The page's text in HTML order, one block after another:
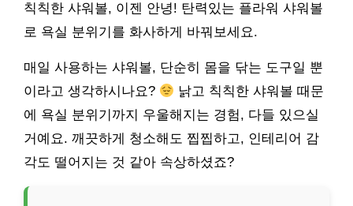
칙칙한 샤워볼, 이젠 안녕! 탄력있는 플라워 샤워볼
로 욕실 분위기를 화사하게 바꿔보세요.
매일 사용하는 샤워볼, 단순히 몸을 닦는 도구일 뿐
이라고 생각하시나요?
낡고 칙칙한 샤워볼 때문
에 욕실 분위기까지 우울해지는 경험, 다들 있으실
거예요. 깨끗하게 청소해도 찝찝하고, 인테리어 감
각도 떨어지는 것 같아 속상하셨죠?